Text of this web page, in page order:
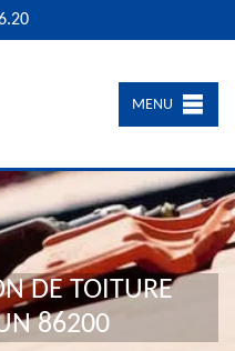
MENU
DE TOITURE
86200